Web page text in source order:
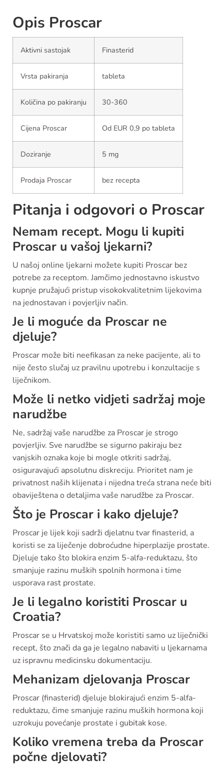
Opis Proscar
Aktivni sastojak Finasterid
Vrsta pakiranja tableta
Količina po pakiranju 30-360
Cijena Proscar Od EUR 0,9 po tableta
Doziranje 5 mg
Prodaja Proscar bez recepta
Pitanja i odgovori o Proscar
Nemam recept. Mogu li kupiti
Proscar u vašoj ljekarni?
U našoj online ljekarni možete kupiti Proscar bez
potrebe za receptom. Jamčimo jednostavno iskustvo
kupnje pružajući pristup visokokvalitetnim lijekovima
na jednostavan i povjerljiv način.
Je li moguće da Proscar ne
djeluje?
Proscar može biti neefikasan za neke pacijente, ali to
nije često slučaj uz pravilnu upotrebu i konzultacije s
liječnikom.
Može li netko vidjeti sadržaj moje
narudžbe
Ne, sadržaj vaše narudžbe za Proscar je strogo
povjerljiv. Sve narudžbe se sigurno pakiraju bez
vanjskih oznaka koje bi mogle otkriti sadržaj,
osiguravajući apsolutnu diskreciju. Prioritet nam je
privatnost naših klijenata i nijedna treća strana neće biti
obaviještena o detaljima vaše narudžbe za Proscar.
Što je Proscar i kako djeluje?
Proscar je lijek koji sadrži djelatnu tvar finasterid, a
koristi se za liječenje dobroćudne hiperplazije prostate.
Djeluje tako što blokira enzim 5-alfa-reduktazu, što
smanjuje razinu muških spolnih hormona i time
usporava rast prostate.
Je li legalno koristiti Proscar u
Croatia?
Proscar se u Hrvatskoj može koristiti samo uz liječnički
recept, što znači da ga je legalno nabaviti u ljekarnama
uz ispravnu medicinsku dokumentaciju.
Mehanizam djelovanja Proscar
Proscar (finasterid) djeluje blokirajući enzim 5-alfa-
reduktazu, čime smanjuje razinu muških hormona koji
uzrokuju povećanje prostate i gubitak kose.
Koliko vremena treba da Proscar
počne djelovati?